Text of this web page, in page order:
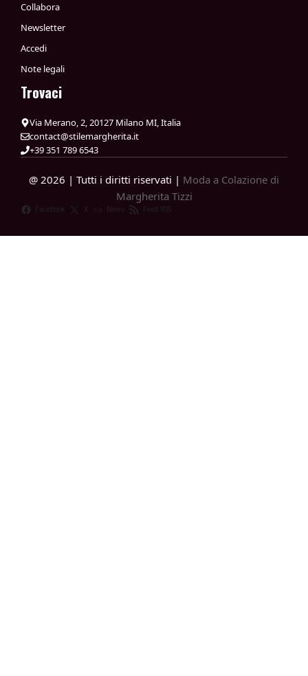
Collabora
Newsletter
Accedi
Note legali
Trovaci
Via Merano, 2, 20127 Milano MI, Italia
contact@stilemargherita.it
+39 351 789 6543
@ 2026 | Tutti i diritti riservati | Moda a Colazione di
Margherita Tizzi
Facebook X News Feed RSS